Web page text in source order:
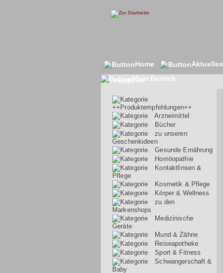
Home Aktuelles
Mein Bereich
Kategorien
++Produktempfehlungen++
Arzneimittel
Bücher
zu unseren
Geschenkideen
Gesunde Ernährung
Homöopathie
Kontaktlinsen &
Pflege
Kosmetik & Pflege
Körper & Wellness
zu den
Markenshops
Medizinische
Geräte
Mund & Zähne
Reiseapotheke
Sport & Fitness
Schwangerschaft &
Baby